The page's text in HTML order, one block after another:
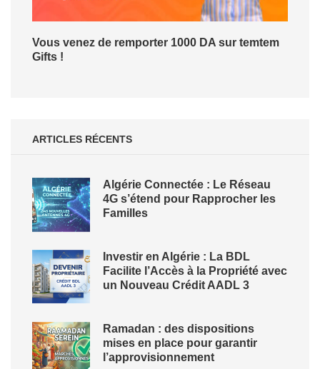
Vous venez de remporter 1000 DA sur temtem
Gifts !
ARTICLES RÉCENTS
Algérie Connectée : Le Réseau
4G s’étend pour Rapprocher les
Familles
Investir en Algérie : La BDL
Facilite l’Accès à la Propriété avec
un Nouveau Crédit AADL 3
Ramadan : des dispositions
mises en place pour garantir
l’approvisionnement